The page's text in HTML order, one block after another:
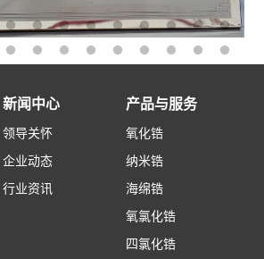
新闻中心
领导关怀
企业动态
行业资讯
产品与服务
氧化锆
纳米锆
海绵锆
氧氯化锆
四氯化锆